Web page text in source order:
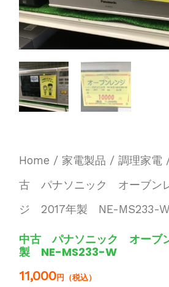
Home / 家電製品 / 調理家電
古 パナソニック オーブン
ジ 2017年製 NE-MS233-W
中古 パナソニック オーブ
製 NE-MS233-W
11,000円（税込）